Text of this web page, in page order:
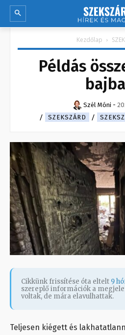
Kezdőlap
Példás
Szél Móni -
SZEKSZÁRD
Cikkünk frissítése óta eltelt 9
szereplő információk a
voltak, de mára elavulhattak.
Teljesen kiégett és